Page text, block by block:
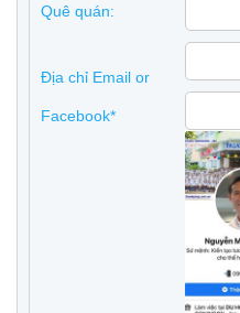
Quê quán:
Địa chỉ Email or
Facebook*